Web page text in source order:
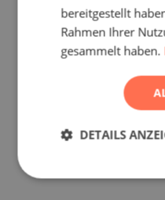
bereitgestellt
Rahmen Ihrer
gesammelt haben.
DETAILS